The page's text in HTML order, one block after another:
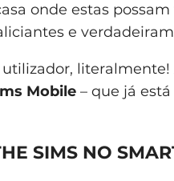
onde estas
e
Mobile – que já
SIMS NO